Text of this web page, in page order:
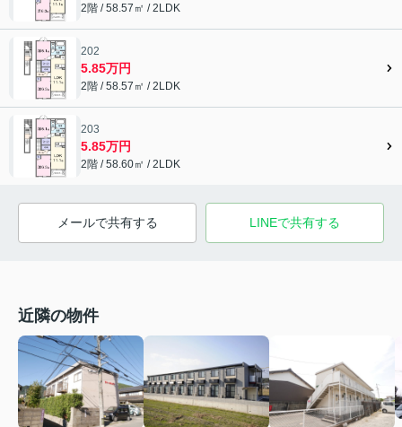
2階 / 58.57㎡ / 2LDK
202
5.85万円
2階 / 58.57㎡ / 2LDK
203
5.85万円
2階 / 58.60㎡ / 2LDK
メールで共有する LINEで共有する
近隣の物件